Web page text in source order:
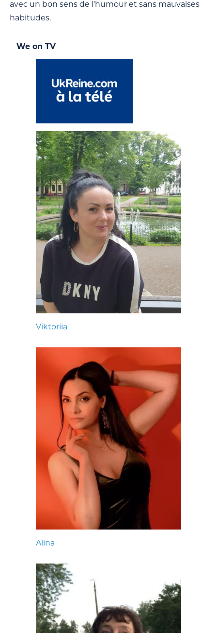
avec un bon sens de l'humour et sans mauvaises
habitudes.
We on TV
Viktoriia
Alina